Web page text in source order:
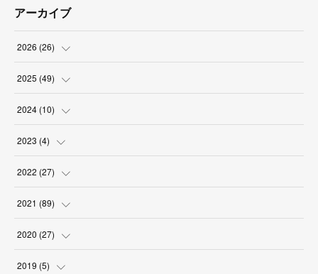
アーカイブ
2026 (26)
(2
(2
(
(3
2025 (49)
(6
( 10
(8
(4
2024 (10)
( )
(2
(1
(3
2023 (4)
(1
(3
2022 (27)
(2
(4
(
2021 (89)
(5
( )
2020 (27)
( )
2019 (5)